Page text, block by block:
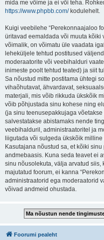
mida me võime ja ei või teha.
https://www.phpbb.com/kodulehelt.
Kuigi veebilehe “Perekonnaajaloo
üritavad eemaldada või muuta
võimalik, on võimatu üle vaadata
leheküljele tehtud postitused
moderaatorite või veebihalduri
inimeste poolt tehtud teated) ja siit
Sa nõustud mitte postitama ühtegi
vihaõhutavat, ähvardavat,
materjali, mis võib rikkuda ükskõik
võib põhjustada sinu kohese ning
(ja sinu teenusepakkujaga
salvestatakse abistamaks nende
veebihalduril, administraatoritel ja
liigutada või sulgeda ükskõik
Kasutajana nõustud sa, et kõiki
andmebaasis. Kuna seda teavet ei
sinu nõusolekuta, välja arvatud
majutatud foorum, ei kanna
administraatorid ega moderaatorid
võivad andmeid ohustada.
Foorumi pealeht